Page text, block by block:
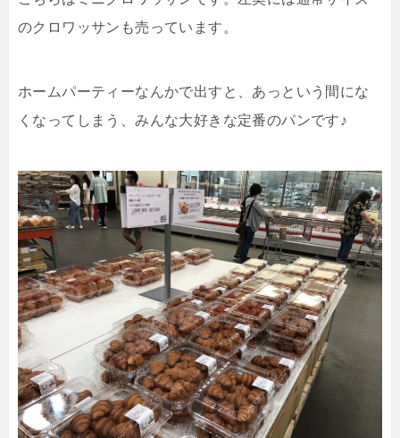
のクロワッサンも売っています。
ホームパーティーなんかで出すと、あっという間にな
くなってしまう、みんな大好きな定番のパンです♪